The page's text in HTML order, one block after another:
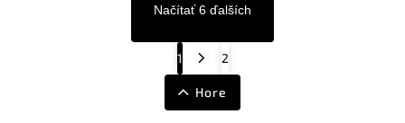
Načítať 6 ďalších
1 2
Hore